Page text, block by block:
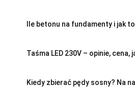
Ile betonu na fundamenty i jak
Taśma LED 230V – opinie, cena,
Kiedy zbierać pędy sosny? Na